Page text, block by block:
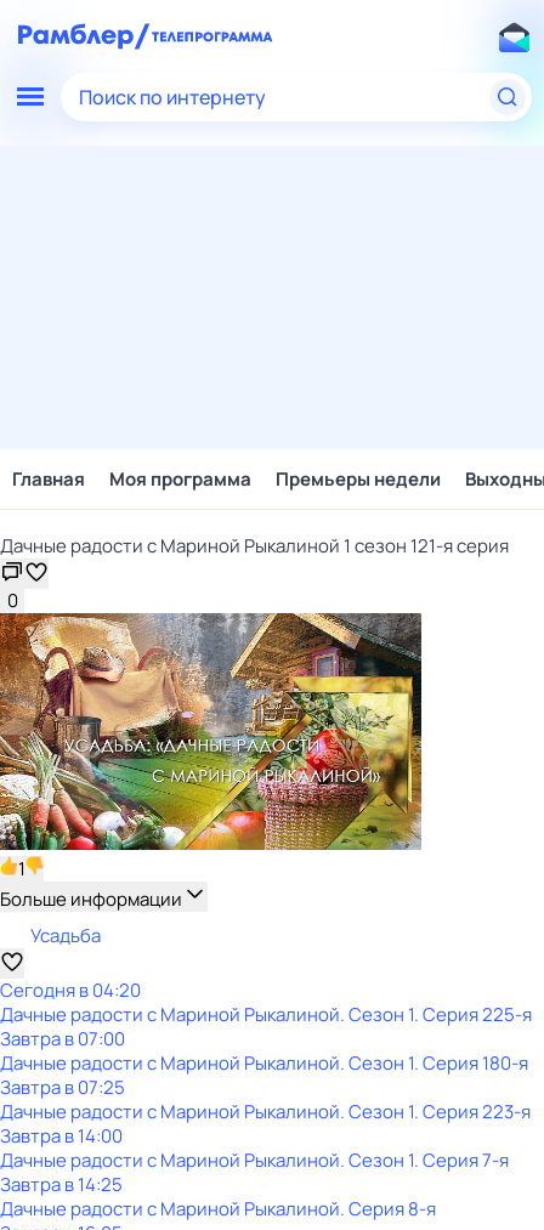
Поиск по интернету
Главная Моя программа Премьеры недели
Дачные радости с Мариной Рыкалиной 1 сезон 121-я серия
0
1
Больше информации
Усадьба
Сегодня в 04:20
Дачные радости с Мариной Рыкалиной. Сезон 1. Серия 225-я
Завтра в 07:00
Дачные радости с Мариной Рыкалиной. Сезон 1. Серия 180-я
Завтра в 07:25
Дачные радости с Мариной Рыкалиной. Сезон 1. Серия 223-я
Завтра в 14:00
Дачные радости с Мариной Рыкалиной. Сезон 1. Серия 7-я
Завтра в 14:25
Дачные радости с Мариной Рыкалиной. Серия 8-я